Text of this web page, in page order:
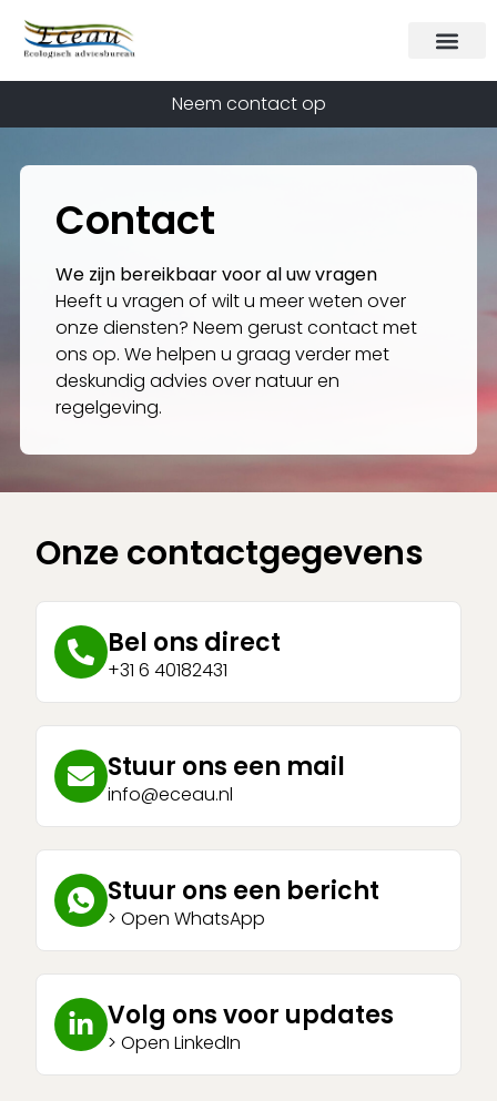
Neem contact op
Contact
We zijn bereikbaar voor al uw vragen
Heeft u vragen of wilt u meer weten over
onze diensten? Neem gerust contact met
ons op. We helpen u graag verder met
deskundig advies over natuur en
regelgeving.
Onze contactgegevens
Bel ons direct
+31 6 40182431
Stuur ons een mail
info@eceau.nl
Stuur ons een bericht
> Open WhatsApp
Volg ons voor updates
> Open LinkedIn